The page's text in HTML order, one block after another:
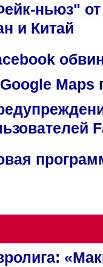
ньюз" от
и Китай
Maps